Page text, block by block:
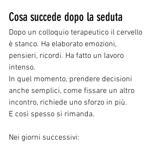
Cosa succede dopo la seduta
Dopo un colloquio terapeutico il cervello
è stanco. Ha elaborato emozioni,
pensieri, ricordi. Ha fatto un lavoro
intenso.
In quel momento, prendere decisioni
anche semplici, come fissare un altro
incontro, richiede uno sforzo in più.
E così spesso si rimanda.
Nei giorni successivi: